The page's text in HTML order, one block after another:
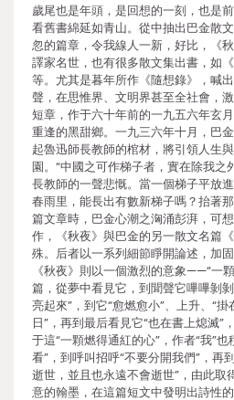
歲尾也是年頭，是回想的一刻，也是
看舊書綿延如青山。從中抽出巴金散
忽的篇章，令我線人一新，好比，《
譯家名世，也有很多散文集出書，如
等。尤其是暮年所作《隨想錄》，喊
聲，在思惟界、文明界甚至全社會，
短章，作于六十年前的一九五六年玄
重逢的黑甜鄉。一九三六年十月，巴
起魯迅師長教師的棺材，將引領人生
園。“中國之可作梯子者，實在除我之
長教師的一聲悲慨。當一個梯子平放
春雨里，能長出有數新梯子嗎？抬著
篇文章時，巴金心潮之洶涌彭湃，可
作，《秋夜》與巴金的另一散文名篇
殊。后者以一系列細節睜開論述，加
《秋夜》則以一個激烈的意象——“一
篇，從夢中看見它，到聞聲它嗶嗶剝
亮起來”，到它“愈燃愈小”、上升、“
日”，再到最后看見它“也在書上熄滅”
于這“一顆燃得通紅的心”，作者“我”
看”，到呼叫招呼“不要分開我們”，再
逝世，並且也永遠不會逝世”，由此取
意的翰墨，在這篇短文中發明出詩性